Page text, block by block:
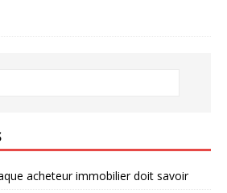
acheteur immobilier doit savoir